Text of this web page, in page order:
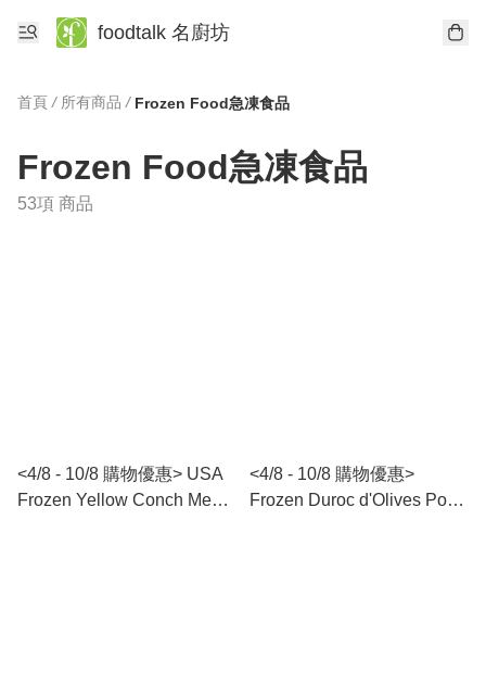
foodtalk 名廚坊
首頁 / 所有商品 / Frozen Food急凍食品
Frozen Food急凍食品
53項 商品
<4/8 - 10/8 購物優惠> USA
Frozen Yellow Conch Meat
<4/8 - 10/8 購物優惠>
Frozen Duroc d'Olives Pork